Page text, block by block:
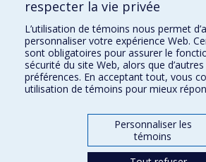
Qui fait quoi?
Nous trouver
Plan du site
Accessibilité
respecter la vie privée
L’utilisation de témoins nous permet
personnaliser votre expérience Web.
sont obligatoires pour assurer le
sécurité du site Web, alors que
préférences. En acceptant tout, vous
utilisation de témoins pour mieux
Personnaliser les
témoins